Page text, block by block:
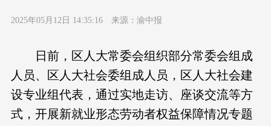
游在渝中 购在渝中 娱在渝中 美图集
形象片 短视频 荟睛彩 直播回看
2025年05月12日 14:35:16 来源：渝中报
日前，区人大常委会组织部分常委会组成
人员、区人大社会委组成人员，区人大社会建
设专业组代表，通过实地走访、座谈交流等方
式，开展新就业形态劳动者权益保障情况专题